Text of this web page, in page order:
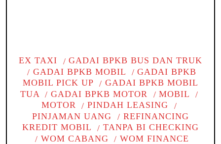
EX TAXI
GADAI BPKB BUS DAN TRUK
GADAI BPKB MOBIL
GADAI BPKB
MOBIL PICK UP
GADAI BPKB MOBIL
TUA
GADAI BPKB MOTOR
MOBIL
MOTOR
PINDAH LEASING
PINJAMAN UANG
REFINANCING
KREDIT MOBIL
TANPA BI CHECKING
WOM CABANG
WOM FINANCE